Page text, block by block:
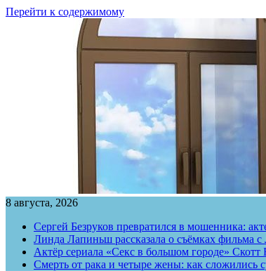
Перейти к содержимому
8 августа, 2026
Сергей Безруков превратился в мошенника:
Линда Лапиньш рассказала о съёмках фильма с
Актёр сериала «Секс в большом городе» Скотт
Смерть от рака и четыре жены: как сложились